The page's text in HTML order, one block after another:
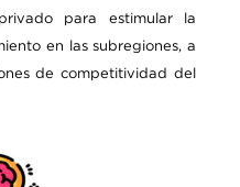
para estimular la
en las subregiones, a
de competitividad del